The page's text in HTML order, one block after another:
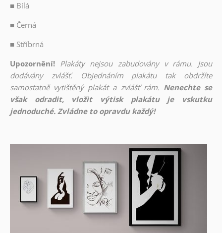
■ Bílá
■ Černá
■ Stříbrná
Upozornění! Plakáty nejsou zabudovány v rámu. Jsou
dodávány zvlášť. Objednáním plakátu tak obdržíte
samostatně vytištěný plakát a zvlášť rám. Nenechte se
však odradit, vložit výtisk plakátu je vskutku
jednoduché. Zvládne to opravdu každý!